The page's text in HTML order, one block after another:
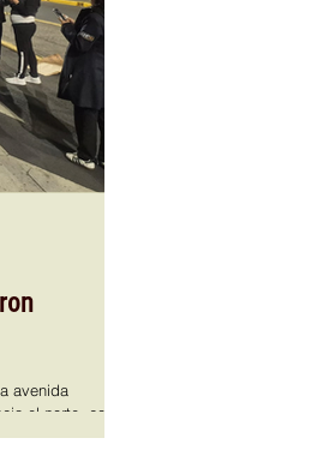
avenida
el norte, como
de servicios de